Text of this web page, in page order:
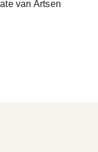
van Artsen